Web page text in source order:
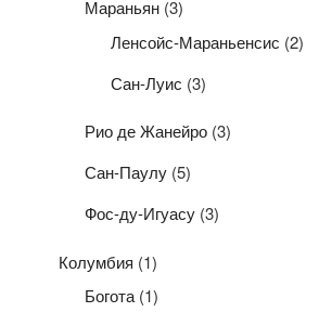
Мараньян (3)
Ленсойс-Мараньенсис (2)
Сан-Луис (3)
Рио де Жанейро (3)
Сан-Паулу (5)
Фос-ду-Игуасу (3)
Колумбия (1)
Богота(1)